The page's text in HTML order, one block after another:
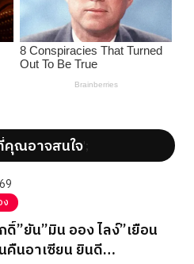
คุณอาจสนใจ';
ง
”ยัน”มิน ออง ไลง์”เยือน
คืนอาเซียน ยินดี